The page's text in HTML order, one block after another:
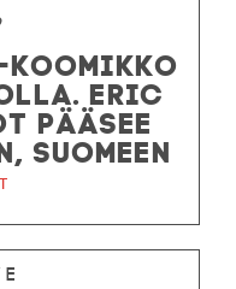
KOOMIKKO
ERIC
PÄÄSEE
SUOMEEN